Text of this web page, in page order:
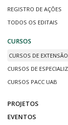
REGISTRO DE AÇÕES
TODOS OS EDITAIS
CURSOS
CURSOS DE EXTENSÃO
CURSOS DE
CURSOS PACC UAB
PROJETOS
EVENTOS